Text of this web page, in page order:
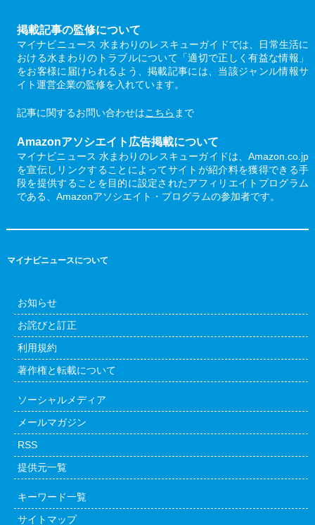
掲載記事の監修について
マイナビニュース 水まわりのレスキューガイドでは、日常生活に
おける水まわりのトラブルについて「適切で正しく有益な情報」
をお客様に届けられるよう、掲載記事には、当該ジャンル情報サ
イト運営企業の監修を入れています。
記事に関するお問い合わせはこちら まで
Amazonアソシエイト広告掲載について
マイナビニュース 水まわりのレスキューガイドは、Amazon.co.jp
を宣伝しリンクすることによってサイトが紹介料を獲得できる手
段を提供することを目的に設定されたアフィリエイトプログラム
である、Amazonアソシエイト・プログラムの参加者です。
マイナビニュースについて
お知らせ
お詫びと訂正
利用規約
著作権と転載について
ソーシャルメディア
メールマガジン
RSS
提供元一覧
キーワード一覧
サイトマップ